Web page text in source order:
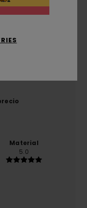
Material
5.0